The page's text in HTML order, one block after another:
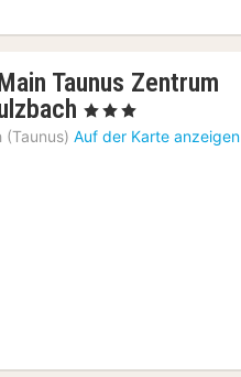
Taunus Zentrum
1
Nacht
, 3 Sterne
(Taunus) Auf der Karte anzeigen